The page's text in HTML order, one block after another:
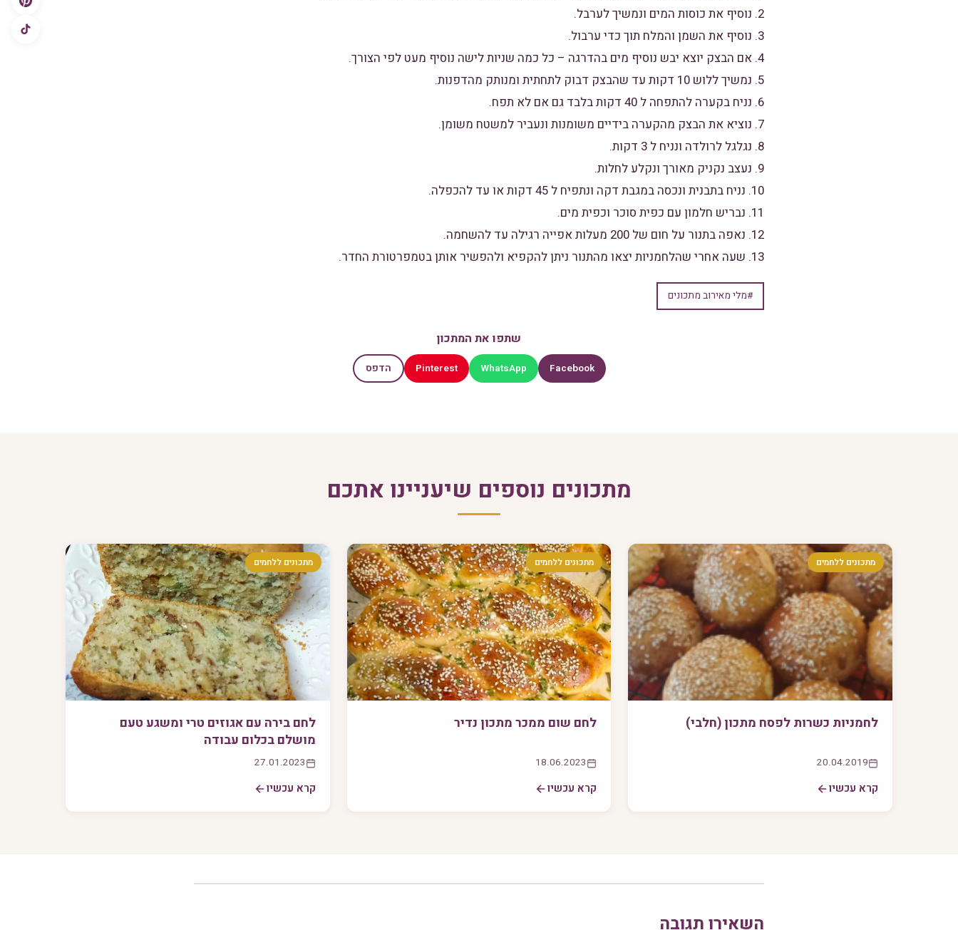
2. נוסיף את כוסות המים ונמשיך לערבל.
3. נוסיף את השמן והמלח תוך כדי ערבול.
4. אם הבצק יוצא יבש נוסיף מים בהדרגה – כל כמה שניות לישה נוסיף מעט לפי הצורך.
5. נמשיך ללוש 10 דקות עד שהבצק דבוק לתחתית ומנותק מהדפנות.
6. נניח בקערה להתפחה ל 40 דקות בלבד גם אם לא תפח.
7. נוציא את הבצק מהקערה בידיים משומנות ונעביר למשטח משומן.
8. נגלגל לרולדה ונניח ל 3 דקות.
9. נעצב נקניק מאורך ונקלע לחלות.
10. נניח בתבנית ונכסה במגבת דקה ונתפיח ל 45 דקות או עד להכפלה.
11. נבריש חלמון עם כפית סוכר וכפית מים.
12. נאפה בתנור על חום של 200 מעלות אפייה רגילה עד להשחמה.
13. שעה אחרי שהלחמניות יצאו מהתנור ניתן להקפיא ולהפשיר אותן בטמפרטורת החדר.
#מלי מאירוב מתכונים
שתפו את המתכון
Facebook
WhatsApp
Pinterest הדפס
מתכונים נוספים שיעניינו אתכם
מתכונים ללחמים
לחמניות כשרות לפסח מתכון (חלבי)
20.04.2019
קרא עכשיו
מתכונים ללחמים
לחם שום ממכר מתכון נדיר
18.06.2023
קרא עכשיו
מתכונים ללחמים
לחם בירה עם אגוזים טרי ומשגע טעם
מושלם בכלום עבודה
27.01.2023
קרא עכשיו
השאירו תגובה